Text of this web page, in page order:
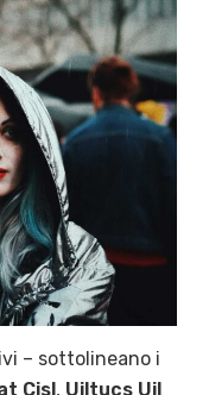
– sottolineano i
Cisl , Uiltucs Uil